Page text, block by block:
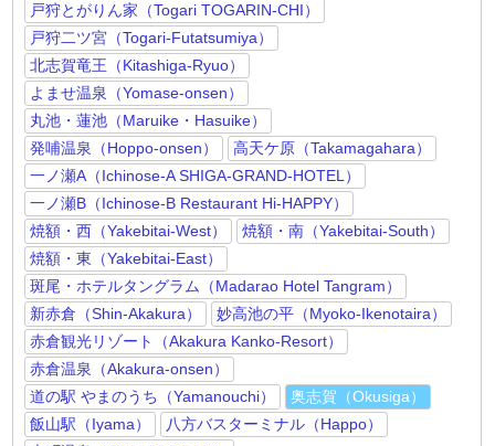
戸狩とがりん家（Togari TOGARIN-CHI）
戸狩二ツ宮（Togari-Futatsumiya）
北志賀竜王（Kitashiga-Ryuo）
よませ温泉（Yomase-onsen）
丸池・蓮池（Maruike・Hasuike）
発哺温泉（Hoppo-onsen）
高天ケ原（Takamagahara）
一ノ瀬A（Ichinose-A SHIGA-GRAND-HOTEL）
一ノ瀬B（Ichinose-B Restaurant Hi-HAPPY）
焼額・西（Yakebitai-West）
焼額・南（Yakebitai-South）
焼額・東（Yakebitai-East）
斑尾・ホテルタングラム（Madarao Hotel Tangram）
新赤倉（Shin-Akakura）
妙高池の平（Myoko-Ikenotaira）
赤倉観光リゾート（Akakura Kanko-Resort）
赤倉温泉（Akakura-onsen）
道の駅 やまのうち（Yamanouchi）
奥志賀（Okusiga）
飯山駅（Iyama）
八方バスターミナル（Happo）